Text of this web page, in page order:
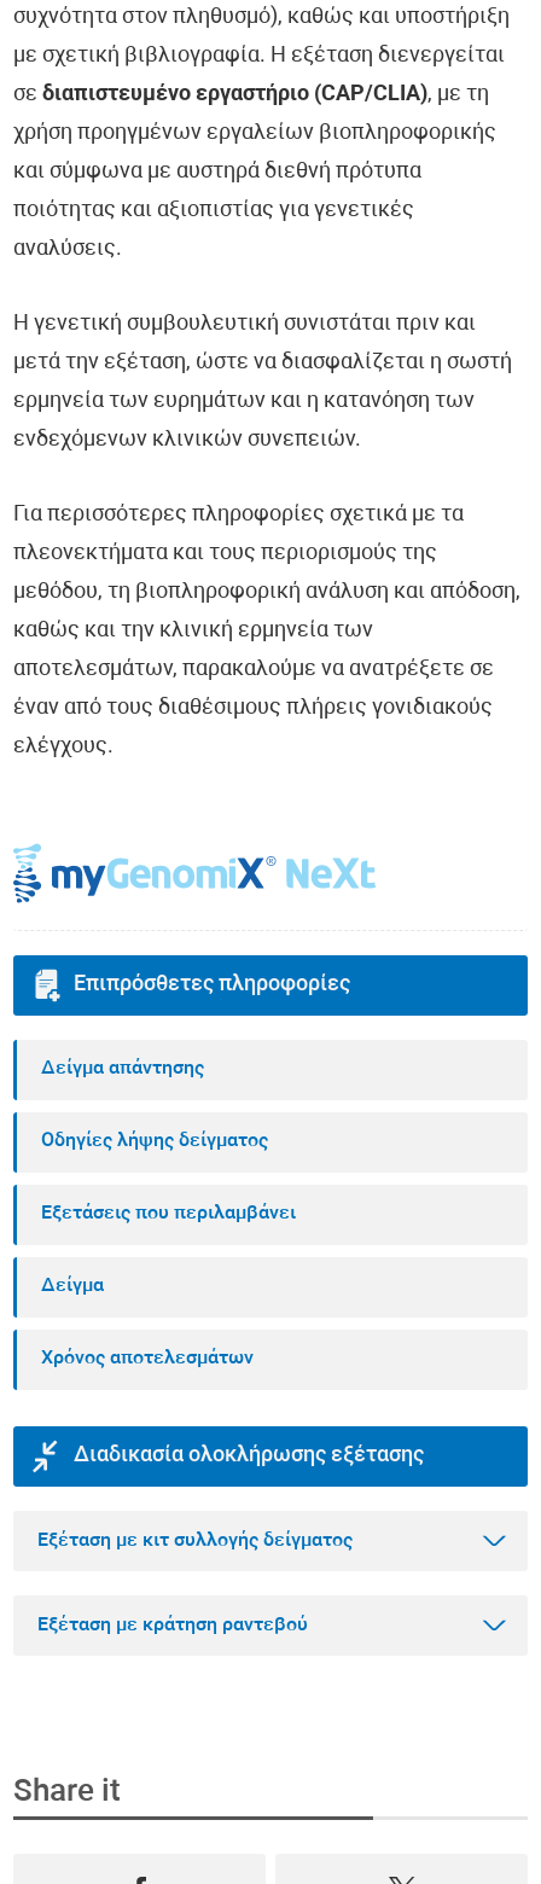
συχνότητα στον πληθυσμό), καθώς και υποστήριξη
με σχετική βιβλιογραφία. Η εξέταση διενεργείται
σεδιαπιστευμένο εργαστήριο (CAP/CLIA), με τη
χρήση προηγμένων εργαλείων βιοπληροφορικής
και σύμφωνα με αυστηρά διεθνή πρότυπα
ποιότητας και αξιοπιστίας για γενετικές
αναλύσεις.
Η γενετική συμβουλευτική συνιστάται πριν και
μετά την εξέταση, ώστε να διασφαλίζεται η σωστή
ερμηνεία των ευρημάτων και η κατανόηση των
ενδεχόμενων κλινικών συνεπειών.
Για περισσότερες πληροφορίες σχετικά με τα
πλεονεκτήματα και τους περιορισμούς της
μεθόδου, τη βιοπληροφορική ανάλυση και απόδοση,
καθώς και την κλινική ερμηνεία των
αποτελεσμάτων, παρακαλούμε να ανατρέξετε σε
έναν από τους διαθέσιμους πλήρεις γονιδιακούς
ελέγχους.
Επιπρόσθετες πληροφορίες
Δείγμα απάντησης
Οδηγίες λήψης δείγματος
Εξετάσεις που περιλαμβάνει
Δείγμα
Χρόνος αποτελεσμάτων
Διαδικασία ολοκλήρωσης εξέτασης
Εξέταση με κιτ συλλογής δείγματος
Επιλέξτε την εξέταση που θέλετε να κάνετε
Εξέταση με κράτηση ραντεβού
Βήμα 1
Share it